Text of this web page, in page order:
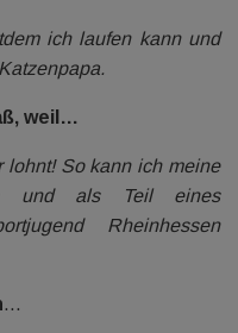
ich laufen kann und
weil…
So kann ich meine
und als Teil eines
Rheinhessen
…